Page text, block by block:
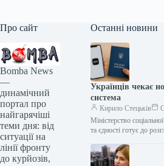
Про сайт
Bomba News
—
динамічний
портал про
найгарячіші
теми дня: від
ситуації на
лінії фронту
до курйозів,
Останні новини
Українців чекає
система
Кирило Стецьків
Міністерство
та єдності готує до
реформу пенсійної
планують винести…